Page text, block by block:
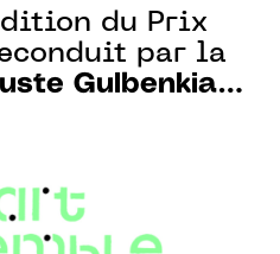
du Prix
par la
Gulbenkian